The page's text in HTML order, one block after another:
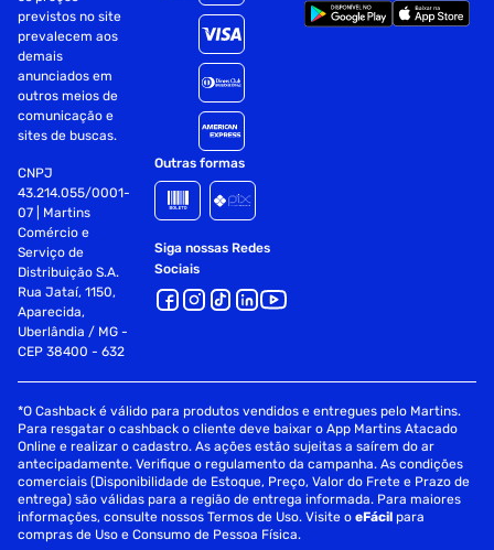
previstos no site
prevalecem aos
demais
anunciados em
outros meios de
comunicação e
sites de buscas.
CNPJ
43.214.055/0001-
07 | Martins
Comércio e
Serviço de
Distribuição S.A.
Rua Jataí, 1150,
Aparecida,
Uberlândia / MG -
CEP 38400 - 632
Outras formas
Siga nossas Redes
Sociais
*O Cashback é válido para produtos vendidos e entregues pelo Martins.
Para resgatar o cashback o cliente deve baixar o App Martins Atacado
Online e realizar o cadastro. As ações estão sujeitas a saírem do ar
antecipadamente. Verifique o regulamento da campanha. As condições
comerciais (Disponibilidade de Estoque, Preço, Valor do Frete e Prazo de
entrega) são válidas para a região de entrega informada. Para maiores
informações, consulte nossos Termos de Uso. Visite oeFácil para
compras de Uso e Consumo de Pessoa Física.